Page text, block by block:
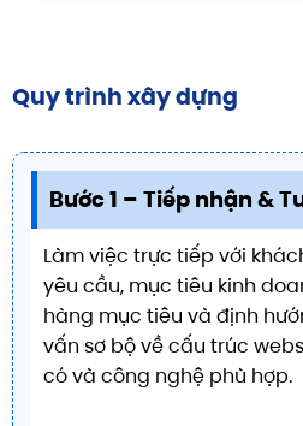
Quy trình xây dựng
Bước 1 – Tiếp nhận &
Làm việc trực tiếp với
yêu cầu, mục tiêu kinh
hàng mục tiêu và định
vấn sơ bộ về cấu trúc
có và công nghệ phù hợp.